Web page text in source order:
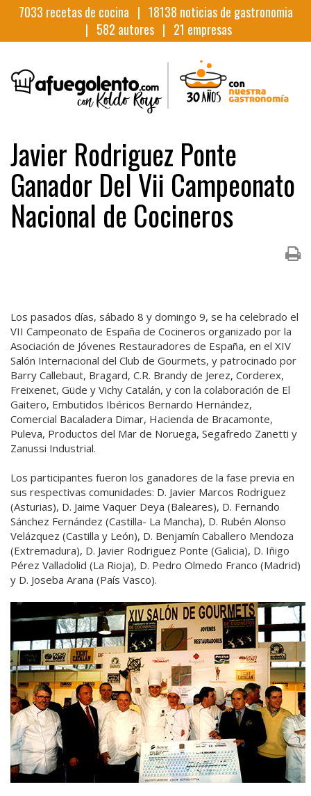
7033 recetas de cocina | 18138 noticias de gastronomia
| 582 autores | 21 empresas
Javier Rodriguez Ponte
Ganador Del Vii Campeonato
Nacional de Cocineros
Los pasados días, sábado 8 y domingo 9, se ha celebrado el
VII Campeonato de España de Cocineros organizado por la
Asociación de Jóvenes Restauradores de España, en el XIV
Salón Internacional del Club de Gourmets, y patrocinado por
Barry Callebaut, Bragard, C.R. Brandy de Jerez, Corderex,
Freixenet, Güde y Vichy Catalán, y con la colaboración de El
Gaitero, Embutidos Ibéricos Bernardo Hernández,
Comercial Bacaladera Dimar, Hacienda de Bracamonte,
Puleva, Productos del Mar de Noruega, Segafredo Zanetti y
Zanussi Industrial.
Los participantes fueron los ganadores de la fase previa en
sus respectivas comunidades: D. Javier Marcos Rodriguez
(Asturias), D. Jaime Vaquer Deya (Baleares), D. Fernando
Sánchez Fernández (Castilla- La Mancha), D. Rubén Alonso
Velázquez (Castilla y León), D. Benjamín Caballero Mendoza
(Extremadura), D. Javier Rodriguez Ponte (Galicia), D. Iñigo
Pérez Valladolid (La Rioja), D. Pedro Olmedo Franco (Madrid)
y D. Joseba Arana (País Vasco).